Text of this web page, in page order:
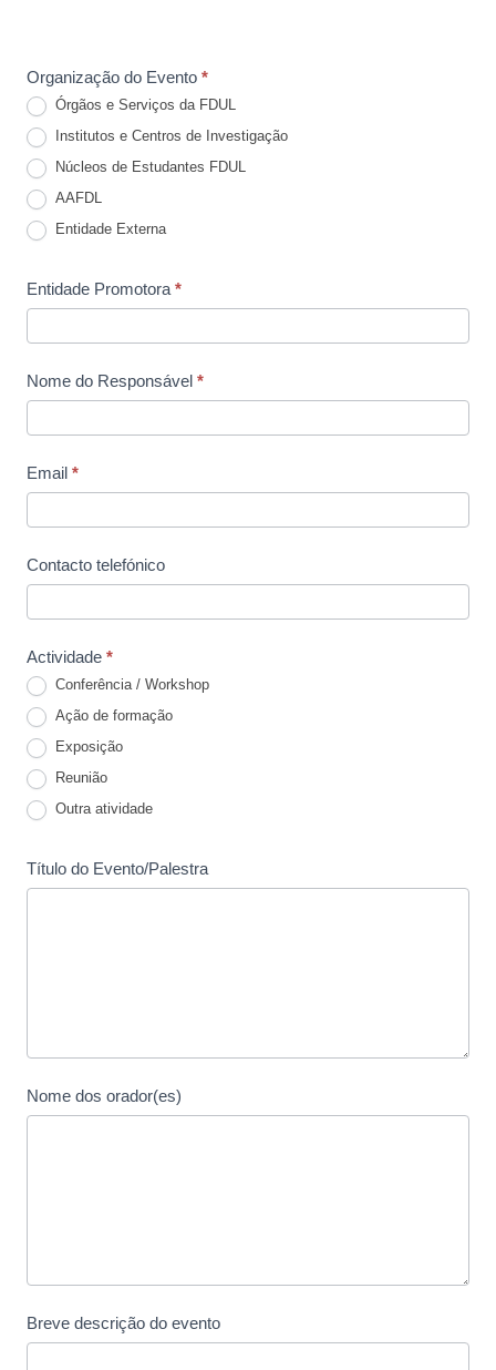
Organização do Evento *
Órgãos e Serviços da FDUL
Institutos e Centros de Investigação
Núcleos de Estudantes FDUL
AAFDL
Entidade Externa
Entidade Promotora *
Nome do Responsável *
Email *
Contacto telefónico
Actividade *
Conferência / Workshop
Ação de formação
Exposição
Reunião
Outra atividade
Título do Evento/Palestra
Nome dos orador(es)
Breve descrição do evento